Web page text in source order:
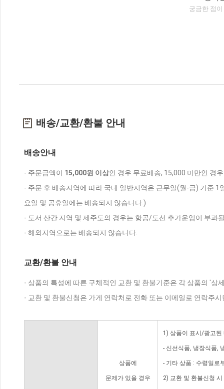
궁금한 점
배송/교환/환불 안내
배송안내
- 주문금액이 15,000원 이상인 경우 무료배송, 15,000 미만인 경
- 주문 후 배송지역에 따라 국내 일반지역은 근무일(월-금) 기준
요일 및 공휴일에는 배송되지 않습니다.)
- 도서 산간 지역 및 제주도의 경우는 항공/도선 추가운임이 부과
- 해외지역으로는 배송되지 않습니다.
교환/환불 안내
- 상품의 특성에 따른 구체적인 교환 및 환불기준은 각 상품의 '상
- 교환 및 환불신청은 가게 연락처로 전화 또는 이메일로 연락주
상품에
문제가 있을 경우
1) 상품이 표시/광고된
- 신선식품, 냉장식품,
- 기타 상품 : 수령일로
2) 교환 및 환불신청